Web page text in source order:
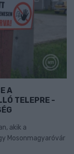
A
TELEPRE -
akik a
Mosonmagyaróvár